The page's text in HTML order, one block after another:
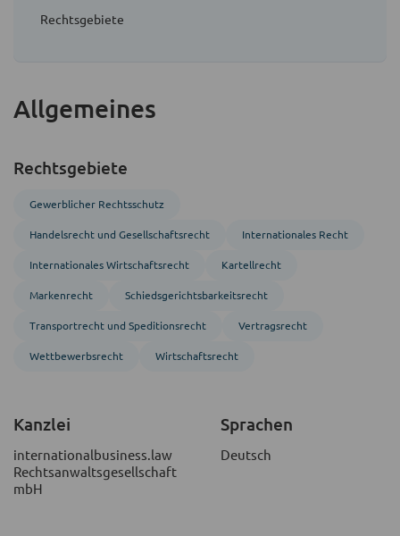
Rechtsgebiete
Allgemeines
Rechtsgebiete
Gewerblicher Rechtsschutz
Handels­recht und Gesellschafts­recht Inter­nationales Recht
Inter­nationales Wirtschafts­recht Kartellrecht
Markenrecht Schiedsgerichts­barkeitsrecht
Transport­recht und Speditions­recht Vertragsrecht
Wettbewerbsrecht Wirtschaftsrecht
Kanzlei
internationalbusiness.law
Rechtsanwaltsgesellschaft
mbH
Sprachen
Deutsch